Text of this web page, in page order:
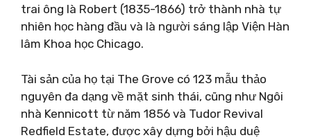
trai ông là Robert (1835-1866) trở thành nhà tự
nhiên học hàng đầu và là người sáng lập Viện Hàn
lâm Khoa học Chicago.
Tài sản của họ tại The Grove có 123 mẫu thảo
nguyên đa dạng về mặt sinh thái, cũng như Ngôi
nhà Kennicott từ năm 1856 và Tudor Revival
Redfield Estate, được xây dựng bởi hậu duệ